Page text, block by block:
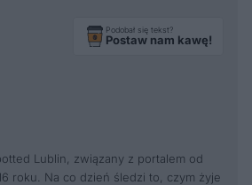
Podobał się tekst?
Postaw nam kawę!
Lublin, związany z portalem od
roku. Na co dzień śledzi to, czym żyje